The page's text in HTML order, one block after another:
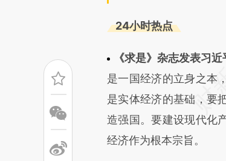
24小时热点
《求是》杂志发表习
是一国经济的立身之本
是实体经济的基础，要
造强国。要建设现代化
经济作为根本宗旨。